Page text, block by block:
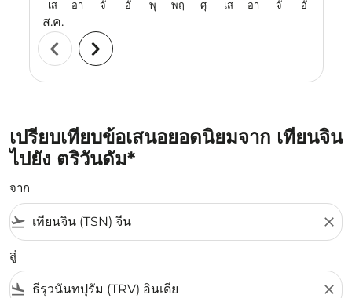
เส
ส.ค.
อา จั อั พุ พฤ ศุ เส อา จั อั
chevron_left chevron_right
เปรียบเทียบข้อเสนอยอดนิยมจาก เทียนจิน
ไปยัง ตริวันดัม*
จาก
flight_takeoff close
สู่
flight_land close